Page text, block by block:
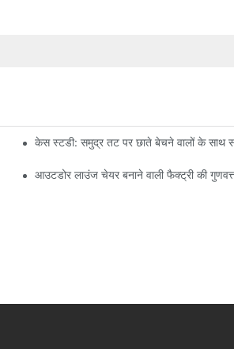
केस स्टडी: समुद्र तट पर छाते बेचने वालों के साथ
आउटडोर लाउंज चेयर बनाने वाली फैक्ट्री की